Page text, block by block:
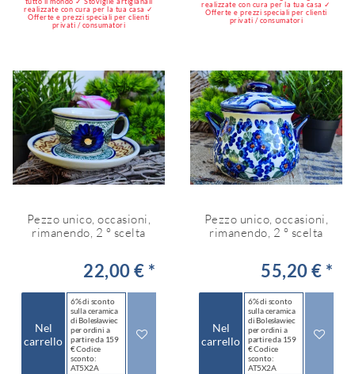
realizzate con cura per la tua casa ✓
Offerte e prezzi speciali per clienti
privati / consumatori
realizzate con cura per la tua casa ✓
Offerte e prezzi speciali per clienti
privati / consumatori
Pezzo unico, occasioni,
rimanendo, 2 ° scelta
22,00 € *
Nel
carrello
6% di sconto
sulla ceramica
di Bolesławiec
per ordini a
partire da 159
€ Codice
sconto:
AT5X2A
Pezzo unico, occasioni,
rimanendo, 2 ° scelta
55,20 € *
Nel
carrello
6% di sconto
sulla ceramica
di Bolesławiec
per ordini a
partire da 159
€ Codice
sconto:
AT5X2A